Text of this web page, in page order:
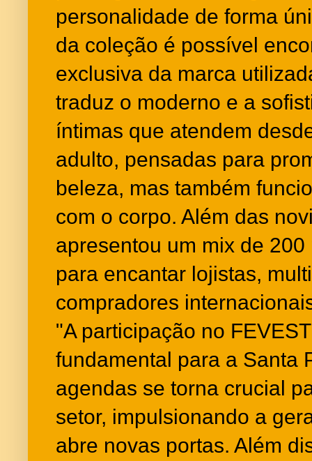
personalidade de forma
da coleção é possível
exclusiva da marca
traduz o moderno e a
íntimas que atendem
adulto, pensadas para
beleza, mas também
com o corpo. Além das
apresentou um mix de
para encantar lojistas,
compradores
"A participação no
fundamental para a Santa
agendas se torna crucial
setor, impulsionando a
abre novas portas. Além